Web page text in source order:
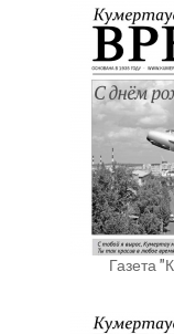
Газета